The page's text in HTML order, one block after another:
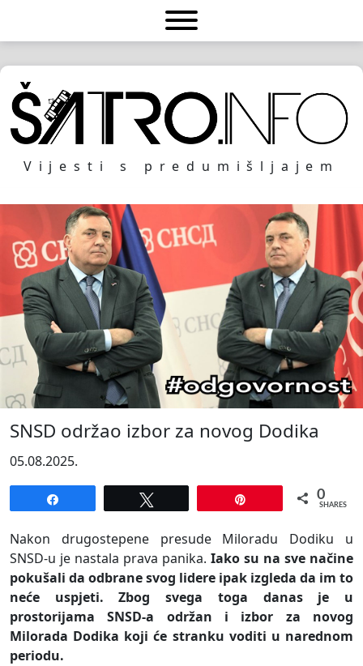
Vijesti s predumišljajem
SNSD održao izbor za novog Dodika
05.08.2025.
0
SHARES
Nakon drugostepene presude Miloradu Dodiku u
SNSD-u je nastala prava panika. Iako su na sve načine
pokušali da odbrane svog lidere ipak izgleda da im to
neće uspjeti. Zbog svega toga danas je u
prostorijama SNSD-a održan i izbor za novog
Milorada Dodika koji će stranku voditi u narednom
periodu.